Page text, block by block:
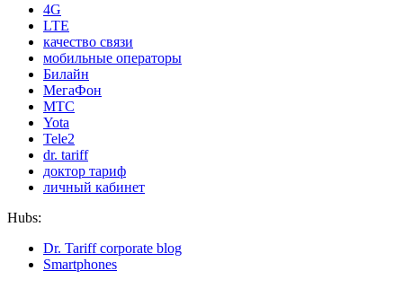
4G
LTE
качество связи
мобильные операторы
Билайн
МегаФон
МТС
Yota
Tele2
dr. tariff
доктор тариф
личный кабинет
Hubs:
Dr. Tariff corporate blog
Smartphones